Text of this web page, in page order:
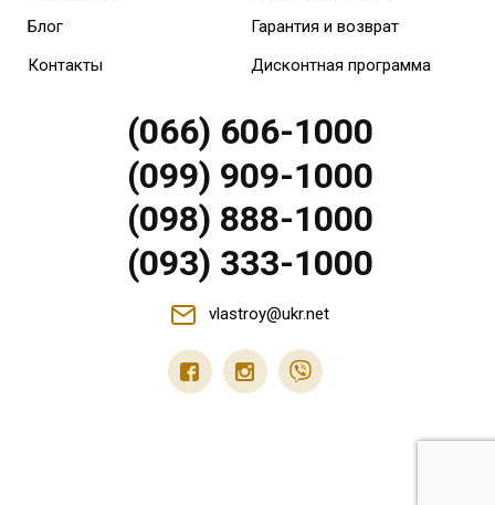
Блог
Контакты
Гарантия и возврат
Дисконтная программа
(066) 606-1000
(099) 909-1000
(098) 888-1000
(093) 333-1000
vlastroy@ukr.net